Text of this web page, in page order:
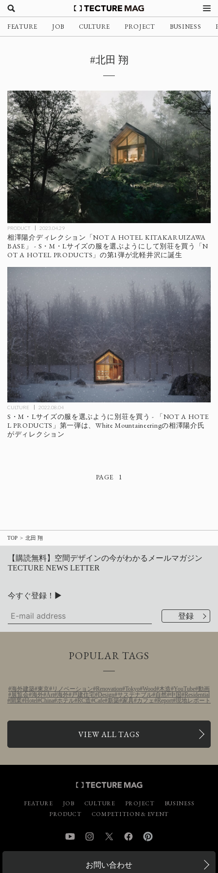
FEATURE JOB CULTURE PROJECT BUSINESS
#北田 翔
PRODUCT 2023.04.29
相澤陽介ディレクション「NOT A HOTEL KITAKARUIZAWA
BASE」 - S・M・Lサイズの服を選ぶようにして別荘を買う「N
OT A HOTEL PRODUCTS」の第1弾が北軽井沢に誕生
CULTURE 2022.08.04
S・M・Lサイズの服を選ぶように別荘を買う - 「NOT A HOTE
L PRODUCTS」第一弾は、White Mountaineeringの相澤陽介氏
がディレクション
1
TOP 北田 翔
【購読無料】空間デザインの今がわかるメールマガジン
TECTURE NEWS LETTER
今すぐ登録！▶
POPULAR TAGS
海外建築 東京 リノベーション Renovation Tokyo Wood 木造 YouTube 動画
展覧会 海外 Art 海外 戸建住宅 Design サステナブル 自然 中国
Residential
開業
Hotel China ホテル RC造 Cafe 新築 家具 カフェ Report 現地レポート
VIEW ALL TAGS
FEATURE JOB CULTURE PROJECT
BUSINESS
PRODUCT
COMPETITION & EVENT
YouTube InstagramTwitter Facebook
お問い合わせ